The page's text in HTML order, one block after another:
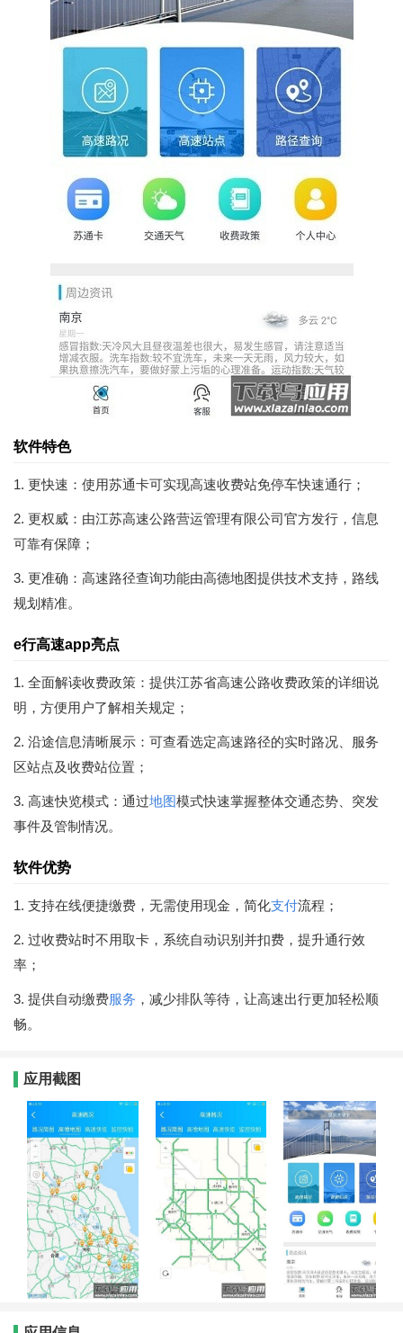
软件特色
1. 更快速：使用苏通卡可实现高速收费站免停车快速通行；
2. 更权威：由江苏高速公路营运管理有限公司官方发行，信息
可靠有保障；
3. 更准确：高速路径查询功能由高德地图提供技术支持，路线
规划精准。
e行高速app亮点
1. 全面解读收费政策：提供江苏省高速公路收费政策的详细说
明，方便用户了解相关规定；
2. 沿途信息清晰展示：可查看选定高速路径的实时路况、服务
区站点及收费站位置；
3. 高速快览模式：通过地图模式快速掌握整体交通态势、突发
事件及管制情况。
软件优势
1. 支持在线便捷缴费，无需使用现金，简化支付流程；
2. 过收费站时不用取卡，系统自动识别并扣费，提升通行效
率；
3. 提供自动缴费服务 ，减少排队等待，让高速出行更加轻松顺
畅。
应用截图